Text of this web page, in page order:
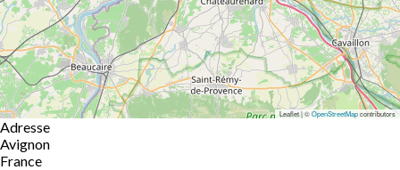
Leaflet | ©OpenStreetMapcontributors
Adresse
Avignon
France